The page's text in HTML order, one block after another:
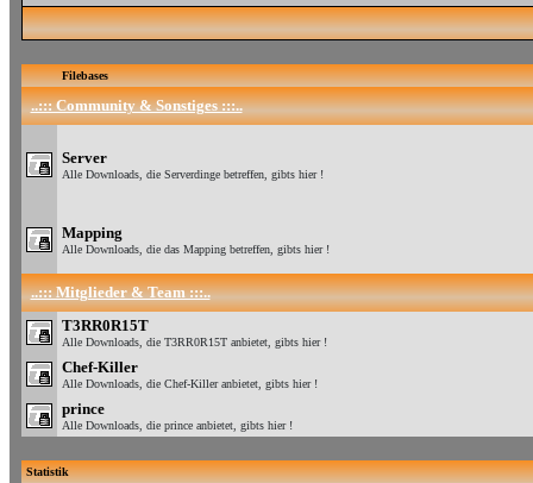
Filebases
..::: Community & Sonstiges :::..
Server
Alle Downloads, die Serverdinge betreffen, gibts hier !
Mapping
Alle Downloads, die das Mapping betreffen, gibts hier !
..::: Mitglieder & Team :::..
T3RR0R15T
Alle Downloads, die T3RR0R15T anbietet, gibts hier !
Chef-Killer
Alle Downloads, die Chef-Killer anbietet, gibts hier !
prince
Alle Downloads, die prince anbietet, gibts hier !
Statistik